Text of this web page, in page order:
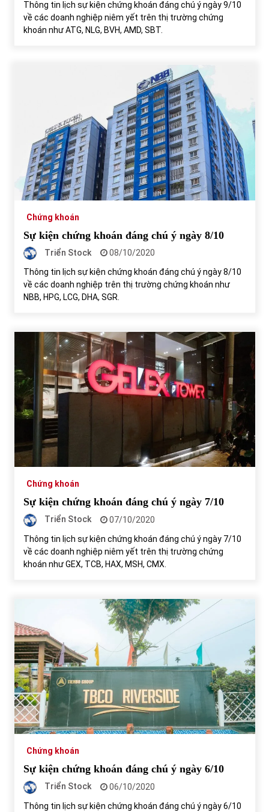
Thông tin lịch sự kiện chứng khoán đáng chú ý ngày 9/10
về các doanh nghiệp niêm yết trên thị trường chứng
khoán như ATG, NLG, BVH, AMD, SBT.
Chứng khoán
Sự kiện chứng khoán đáng chú ý ngày 8/10
Triển Stock
08/10/2020
Thông tin lịch sự kiện chứng khoán đáng chú ý ngày 8/10
về các doanh nghiệp trên thị trường chứng khoán như
NBB, HPG, LCG, DHA, SGR.
Chứng khoán
Sự kiện chứng khoán đáng chú ý ngày 7/10
Triển Stock
07/10/2020
Thông tin lịch sự kiện chứng khoán đáng chú ý ngày 7/10
về các doanh nghiệp niêm yết trên thị trường chứng
khoán như GEX, TCB, HAX, MSH, CMX.
Chứng khoán
Sự kiện chứng khoán đáng chú ý ngày 6/10
Triển Stock
06/10/2020
Thông tin lịch sự kiện chứng khoán đáng chú ý ngày 6/10